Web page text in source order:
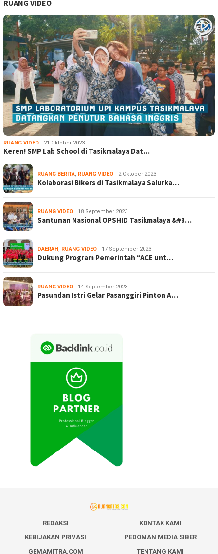
RUANG VIDEO
RUANG VIDEO 21 Oktober 2023
Keren! SMP Lab School di Tasikmalaya Dat…
RUANG BERITA, RUANG VIDEO 2 Oktober 2023
Kolaborasi Bikers di Tasikmalaya Salurka…
RUANG VIDEO 18 September 2023
Santunan Nasional OPSHID Tasikmalaya &#8…
DAERAH, RUANG VIDEO 17 September 2023
Dukung Program Pemerintah “ACE unt…
RUANG VIDEO 14 September 2023
Pasundan Istri Gelar Pasanggiri Pinton A…
REDAKSI
KONTAK KAMI
KEBIJAKAN PRIVASI
PEDOMAN MEDIA SIBER
GEMAMITRA.COM
TENTANG KAMI